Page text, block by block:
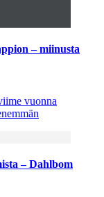
– miinusta
vuonna
– Dahlbom